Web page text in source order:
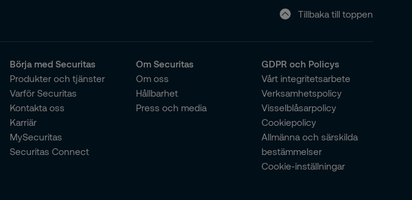
Tillbaka till toppen
Börja med Securitas
Produkter och tjänster
Varför Securitas
Kontakta oss
Karriär
MySecuritas
Securitas Connect
Om Securitas
Om oss
Hållbarhet
Press och media
GDPR och Policys
Vårt integritetsarbete
Verksamhetspolicy
Visselblåsarpolicy
Cookiepolicy
Allmänna och särskilda
bestämmelser
Cookie-inställningar